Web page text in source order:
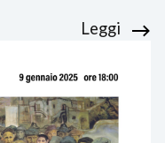
Leggi